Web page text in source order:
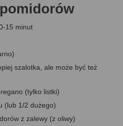
15 minut
szalotka, ale może być też
(tylko listki)
(lub 1/2 dużego)
z zalewy (z oliwy)